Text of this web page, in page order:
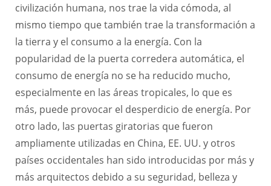
civilización humana, nos trae la vida cómoda, al
mismo tiempo que también trae la transformación a
la tierra y el consumo a la energía. Con la
popularidad de la puerta corredera automática, el
consumo de energía no se ha reducido mucho,
especialmente en las áreas tropicales, lo que es
más, puede provocar el desperdicio de energía. Por
otro lado, las puertas giratorias que fueron
ampliamente utilizadas en China, EE. UU. y otros
países occidentales han sido introducidas por más y
más arquitectos debido a su seguridad, belleza y